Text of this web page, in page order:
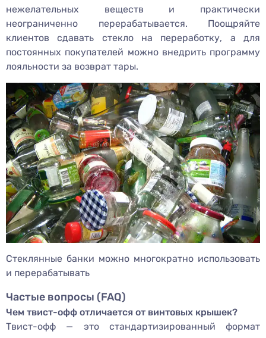
нежелательных веществ и практически
неограниченно перерабатывается. Поощряйте
клиентов сдавать стекло на переработку, а для
постоянных покупателей можно внедрить программу
лояльности за возврат тары.
Стеклянные банки можно многократно использовать
и перерабатывать
Частые вопросы (FAQ)
Чем твист-офф отличается от винтовых крышек?
Твист-офф — это стандартизированный формат